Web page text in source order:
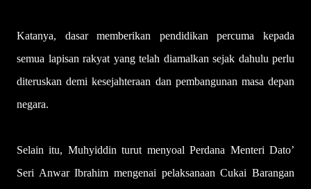
Katanya, dasar memberikan pendidikan percuma kepada
semua lapisan rakyat yang telah diamalkan sejak dahulu perlu
diteruskan demi kesejahteraan dan pembangunan masa depan
negara.
Selain itu, Muhyiddin turut menyoal Perdana Menteri Dato’
Seri Anwar Ibrahim mengenai pelaksanaan Cukai Barangan